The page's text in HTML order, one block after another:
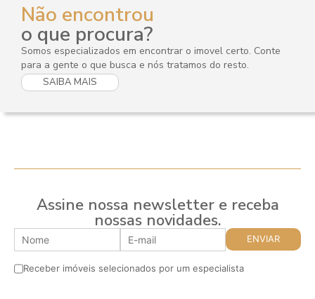
Não encontrou
o que procura?
Somos especializados em encontrar o imovel certo. Conte
para a gente o que busca e nós tratamos do resto.
SAIBA MAIS
Assine nossa newsletter e receba
nossas novidades.
Receber imóveis selecionados por um especialista